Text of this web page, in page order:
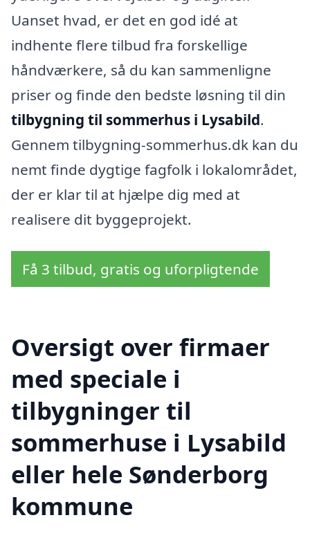
Uanset hvad, er det en god idé at
indhente flere tilbud fra forskellige
håndværkere, så du kan sammenligne
priser og finde den bedste løsning til din
tilbygning til sommerhus i Lysabild.
Gennem tilbygning-sommerhus.dk kan du
nemt finde dygtige fagfolk i lokalområdet,
der er klar til at hjælpe dig med at
realisere dit byggeprojekt.
Få 3 tilbud, gratis og uforpligtende
Oversigt over firmaer
med speciale i
tilbygninger til
sommerhuse i Lysabild
eller hele Sønderborg
kommune